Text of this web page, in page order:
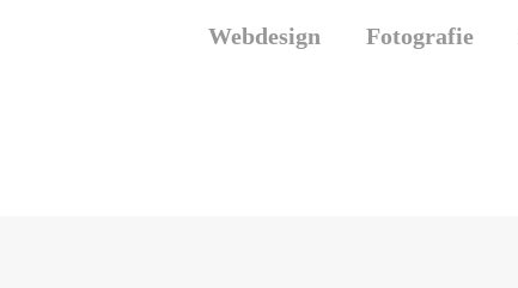
Webdesign Fotografie